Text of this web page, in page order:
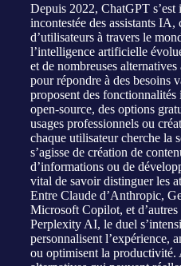
Depuis 2022, ChatGPT s’est
incontestée des assistants
d’utilisateurs à travers le
l’intelligence artificielle
et de nombreuses
pour répondre à des besoins
proposent des fonctionnalités
open-source, des options
usages professionnels ou
chaque utilisateur cherche
s’agisse de création de
d’informations ou de
vital de savoir distinguer les
Entre Claude d’Anthropic,
Microsoft Copilot, et d’autres
Perplexity AI, le duel
personnalisent l’expérience,
ou optimisent la productivité.